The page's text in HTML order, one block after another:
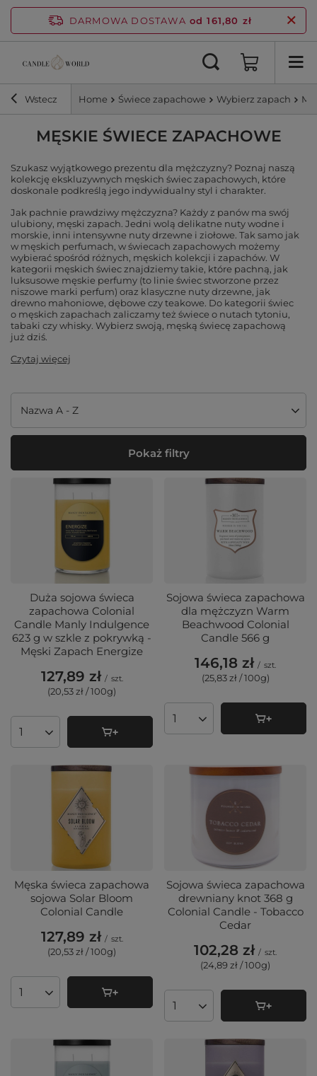
DARMOWA DOSTAWA od 161,80 zł
Wstecz Home Świece zapachowe Wybierz zapach
MĘSKIE ŚWIECE ZAPACHOWE
Szukasz wyjątkowego prezentu dla mężczyzny? Poznaj naszą
kolekcję ekskluzywnych męskich świec zapachowych, które
doskonale podkreślą jego indywidualny styl i charakter.
Jak pachnie prawdziwy mężczyzna? Każdy z panów ma swój
ulubiony, męski zapach. Jedni wolą delikatne nuty wodne i
morskie, inni intensywne nuty drzewne i ziołowe. Tak samo jak
w męskich perfumach, w świecach zapachowych możemy
wybierać spośród różnych, męskich kolekcji i zapachów. W
kategorii męskich świec znajdziemy takie, które pachną, jak
luksusowe męskie perfumy (to linie świec stworzone przez
niszowe marki perfum) oraz klasyczne nuty drzewne, jak
drewno mahoniowe, dębowe czy teakowe. Do kategorii świec
o męskich zapachach zaliczamy też świece o nutach tytoniu,
tabaki czy whisky. Wybierz swoją, męską świecę zapachową
już dziś.
Czytaj więcej
Zmień sortowanie
Nazwa A - Z
Pokaż filtry
Duża sojowa świeca
zapachowa Colonial
Candle Manly Indulgence
623 g w szkle z pokrywką -
Męski Zapach Energize
127,89 zł / szt.
(20,53 zł / 100g)
Ilość produktów
Sojowa świeca zapachowa
dla mężczyzn Warm
Beachwood Colonial
Candle 566 g
146,18 zł / szt.
(25,83 zł / 100g)
Ilość produktów
Męska świeca zapachowa
sojowa Solar Bloom
Colonial Candle
127,89 zł / szt.
(20,53 zł / 100g)
Ilość produktów
Sojowa świeca zapachowa
drewniany knot 368 g
Colonial Candle - Tobacco
Cedar
102,28 zł / szt.
(24,89 zł / 100g)
Ilość produktów